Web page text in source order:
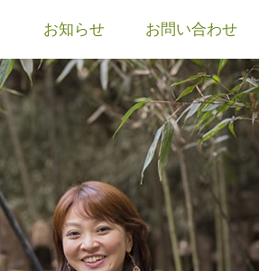
お知らせ お問い合わせ